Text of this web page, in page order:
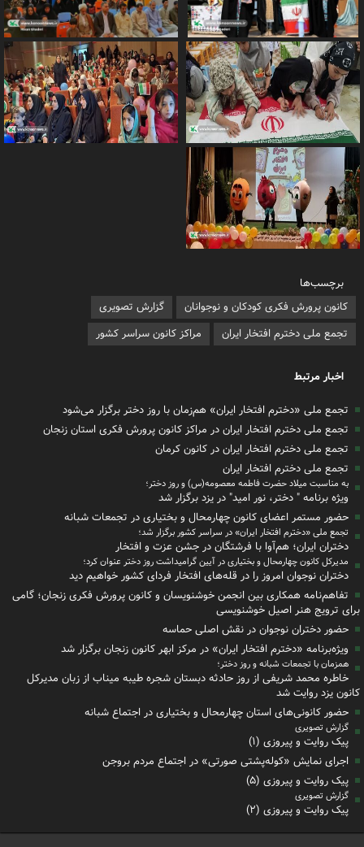
برچسب‌ها
کانون پرورش فکری کودکان و نوجوانان
گزارش تصویری
تجمع ملی دخترم افتخار ایران
مراکز کانون سراسر کشور
اخبار مرتبط
تجمع ملی «دخترم افتخار ایران» هم‌زمان با روز دختر برگزار می‌شود
تجمع ملی دخترم افتخار ایران در مراکز کانون پرورش فکری استان زنجان
تجمع ملی دخترم افتخار ایران در کانون کرمان
تجمع ملی دخترم افتخار ایران
به مناسبت میلاد حضرت فاطمه معصومه(س) و روز دختر؛
ویژه برنامه " دختر، نور امید" در یزد برگزار شد
حضور مستمر اعضای کانون چهارمحال و بختیاری در تجمعات شبانه
تجمع ملی «دخترم افتخار ایران» در سراسر کشور برگزار شد؛
دختران ایران؛ هم‌آوا با فرشتگان در جشن عزت و افتخار
مدیرکل کانون چهارمحال و بختیاری در آیین گرامیداشت روز دختر عنوان کرد؛
دختران نوجوان امروز را در قله‌های افتخار فردای کشور خواهیم دید
تفاهم‌نامه همکاری بین انجمن خوشنویسان و کانون پرورش فکری زنجان؛ گامی
برای ترویج هنر اصیل خوشنویسی
حضور دختران نوجوان در نقش اصلی حماسه
ویژه‌برنامه «دخترم افتخار ایران» در مرکز ابهر کانون زنجان برگزار شد
همزمان با تجمعات شبانه و روز دختر؛
خاطره محمد شریفی از روز حادثه دبستان شجره طیبه میناب از زبان مدیرکل
کانون یزد روایت شد
حضور کانونی‌های استان چهارمحال و بختیاری در اجتماع شبانه
گزارش تصویری
پیک روایت و پیروزی (۱)
اجرای نمایش «کوله‌پشتی صورتی» در اجتماع مردم بروجن
پیک روایت و پیروزی (۵)
گزارش تصویری
پیک روایت و پیروزی (۲)